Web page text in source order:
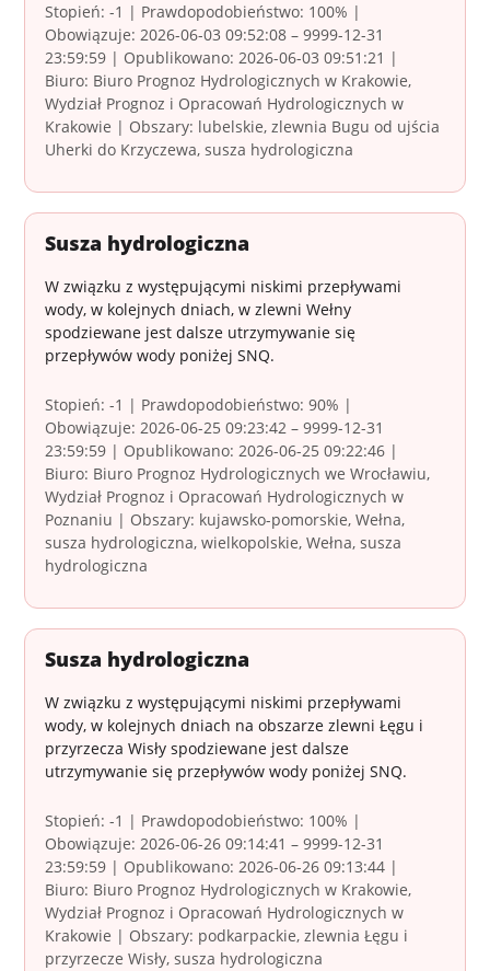
Stopień: -1 | Prawdopodobieństwo: 100% |
Obowiązuje: 2026-06-03 09:52:08 – 9999-12-31
23:59:59 | Opublikowano: 2026-06-03 09:51:21 |
Biuro: Biuro Prognoz Hydrologicznych w Krakowie,
Wydział Prognoz i Opracowań Hydrologicznych w
Krakowie | Obszary: lubelskie, zlewnia Bugu od ujścia
Uherki do Krzyczewa, susza hydrologiczna
Susza hydrologiczna
W związku z występującymi niskimi przepływami
wody, w kolejnych dniach, w zlewni Wełny
spodziewane jest dalsze utrzymywanie się
przepływów wody poniżej SNQ.
Stopień: -1 | Prawdopodobieństwo: 90% |
Obowiązuje: 2026-06-25 09:23:42 – 9999-12-31
23:59:59 | Opublikowano: 2026-06-25 09:22:46 |
Biuro: Biuro Prognoz Hydrologicznych we Wrocławiu,
Wydział Prognoz i Opracowań Hydrologicznych w
Poznaniu | Obszary: kujawsko-pomorskie, Wełna,
susza hydrologiczna, wielkopolskie, Wełna, susza
hydrologiczna
Susza hydrologiczna
W związku z występującymi niskimi przepływami
wody, w kolejnych dniach na obszarze zlewni Łęgu i
przyrzecza Wisły spodziewane jest dalsze
utrzymywanie się przepływów wody poniżej SNQ.
Stopień: -1 | Prawdopodobieństwo: 100% |
Obowiązuje: 2026-06-26 09:14:41 – 9999-12-31
23:59:59 | Opublikowano: 2026-06-26 09:13:44 |
Biuro: Biuro Prognoz Hydrologicznych w Krakowie,
Wydział Prognoz i Opracowań Hydrologicznych w
Krakowie | Obszary: podkarpackie, zlewnia Łęgu i
przyrzecze Wisły, susza hydrologiczna